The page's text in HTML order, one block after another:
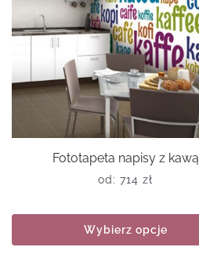
Fototapeta napisy z kawą
od: 714 zł
Wybierz opcje